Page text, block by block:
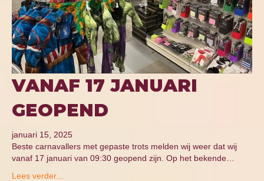
VANAF 17 JANUARI
GEOPEND
januari 15, 2025
Beste carnavallers met gepaste trots melden wij weer dat wij
vanaf 17 januari van 09:30 geopend zijn. Op het bekende…
Lees verder...